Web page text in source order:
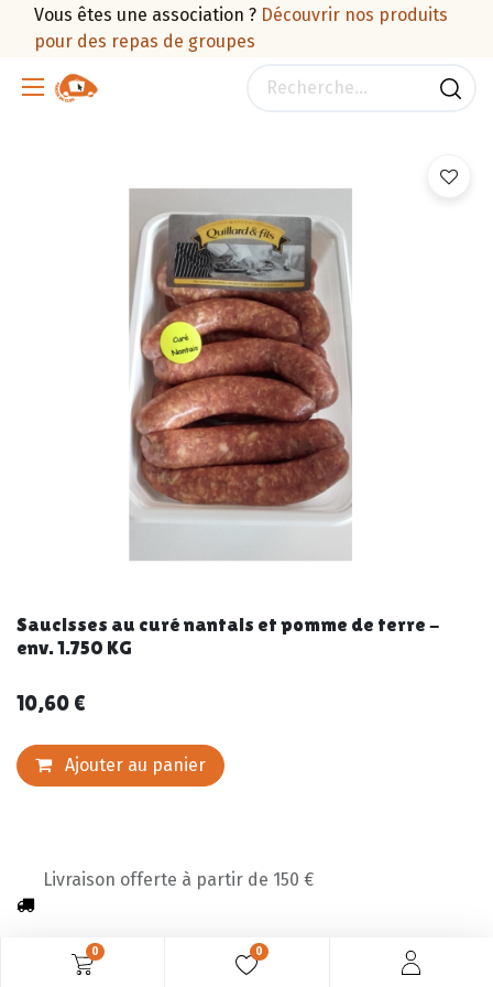
0 0
Vous êtes une association ? Découvrir nos produits
pour des repas de groupes
Saucisses au curé nantais et pomme de terre -
env. 1.750 KG
10,60 €
Ajouter au panier
Livraison offerte à partir de 150 €